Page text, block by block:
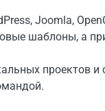
Joomla,
шаблоны, а
проектов